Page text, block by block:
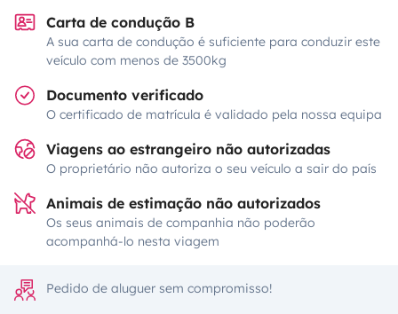
Carta de condução B
A sua carta de condução é suficiente para conduzir este
veículo com menos de 3500kg
Documento verificado
O certificado de matrícula é validado pela nossa equipa
Viagens ao estrangeiro não autorizadas
O proprietário não autoriza o seu veículo a sair do país
Animais de estimação não autorizados
Os seus animais de companhia não poderão
acompanhá-lo nesta viagem
Pedido de aluguer sem compromisso!